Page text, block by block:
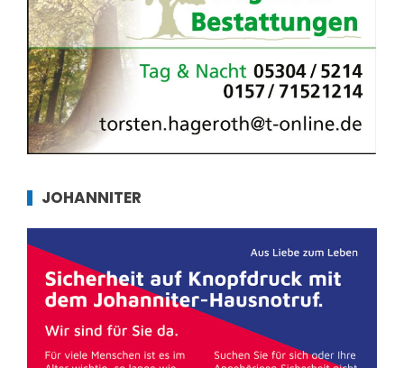
JOHANNITER